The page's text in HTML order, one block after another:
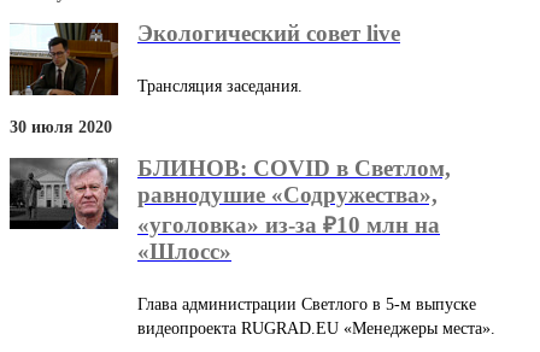
Экологический совет live
Трансляция заседания.
30 июля 2020
БЛИНОВ: COVID в Светлом,
равнодушие «Содружества»,
«уголовка» из-за ₽10 млн на
«Шлосс»
Глава администрации Светлого в 5-м выпуске
видеопроекта RUGRAD.EU «Менеджеры места».